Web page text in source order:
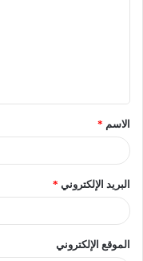
نصر
للأغاني
الاسم *
البريد الإلكتروني *
الموقع الإلكتروني